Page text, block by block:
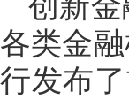
各类金
行发布